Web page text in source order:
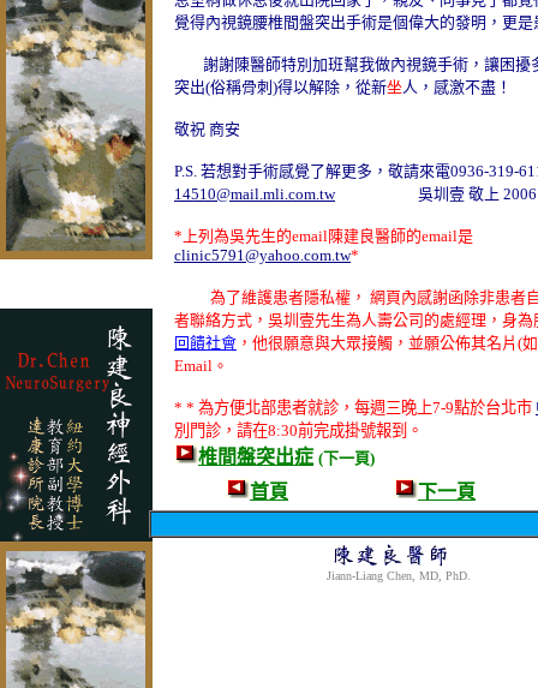
覺得內視鏡腰椎間盤突出手術是個偉大的發明，更是
謝謝陳醫師特別加班幫我做內視鏡手術 ，讓困
突出(俗稱骨刺)得以解除 ，從新坐人，感激不盡！
敬祝 商安
P.S. 若想對手術感覺了解更多，敬請來電0936-319-
14510@mail.mli.com.tw
吳圳壹 敬上
*上列為吳先生的email陳建良醫師的email是
clinic5791@yahoo.com.tw*
為了維護患者隱私權， 網頁內感謝函除非患者
者聯絡方式，吳圳壹先生為人壽公司的處經理，身
回饋社會 ，他很願意與大眾接觸，並願公佈其名片(
Email。
* * 為方便北部患者就診，每週三晚上7-9點於台北市
別門診，請在8:30前完成掛號報到 。
椎間盤突出症 (下一頁)
首頁 下一頁
Jiann-Liang Chen, MD, PhD.